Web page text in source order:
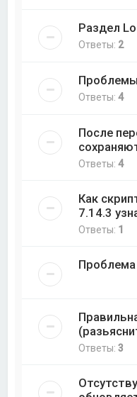
Раздел
Ответы: 2
Ответы:4
После
Ответы:4
Как
7.14.3
Ответы: 1
Проблема
Ответы:3